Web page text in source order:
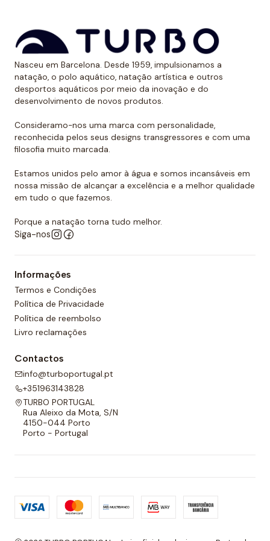
muito tempo sem sofrer desgaste.
Uso recomendado de calção para
polo aquático
Da Turbo recomendamos usar o calção para praticar
polo aquático ou treinar natação. Como se encaixa
perfeitamente no corpo, dificulta que o jogador de
polo aquático seja agarrado pelos rivais, algo de vital
importância. Além disso, nossos calções não arrastam
água durante o movimento, melhorando a mobilidade
do homem que os usa. É por isso que eles podem ser
usados sem qualquer problema para natação ou
desportos aquáticos semelhantes.
Além disso, todos os calções de polo aquático têm
um forro completo na frente e nas costas e um
cordão ajustável para melhor adaptabilidade.
Nasceu em Barcelona. Desde 1959, impulsionamos a
natação, o polo aquático, natação artística e outros
desportos aquáticos por meio da inovação e do
desenvolvimento de novos produtos.
Consideramo-nos uma marca com personalidade,
reconhecida pelos seus designs transgressores e com uma
filosofia muito marcada.
Estamos unidos pelo amor à água e somos incansáveis em
nossa missão de alcançar a excelência e a melhor qualidade
em tudo o que fazemos.
Porque a natação torna tudo melhor.
Siga-nos
Informações
Termos e Condições
Política de Privacidade
Política de reembolso
Livro reclamações
Contactos
info@turboportugal.pt
+351963143828
TURBO PORTUGAL
Rua Aleixo da Mota, S/N
4150-044 Porto
Porto - Portugal